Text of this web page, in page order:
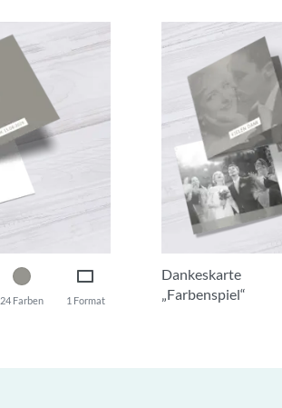
1 Format
24 Farben
Dankeskarte
„Farbenspiel“